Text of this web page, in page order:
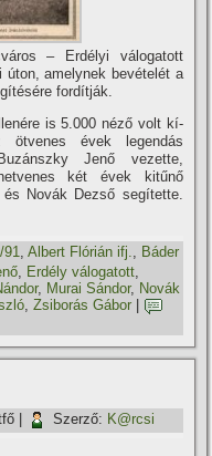
– Erdélyi válogatott
úton, amelynek bevételét a
fordí­tják.
is 5.000 néző volt kí­
ötvenes évek legendás
Jenő vezette,
két évek kitűnő
Novák Dezső segí­tette.
91,Albert Flórián ifj., Báder
Erdély válogatott
, Murai Sándor, Novák
,Zsiborás Gábor
Szerző: K@rcsi